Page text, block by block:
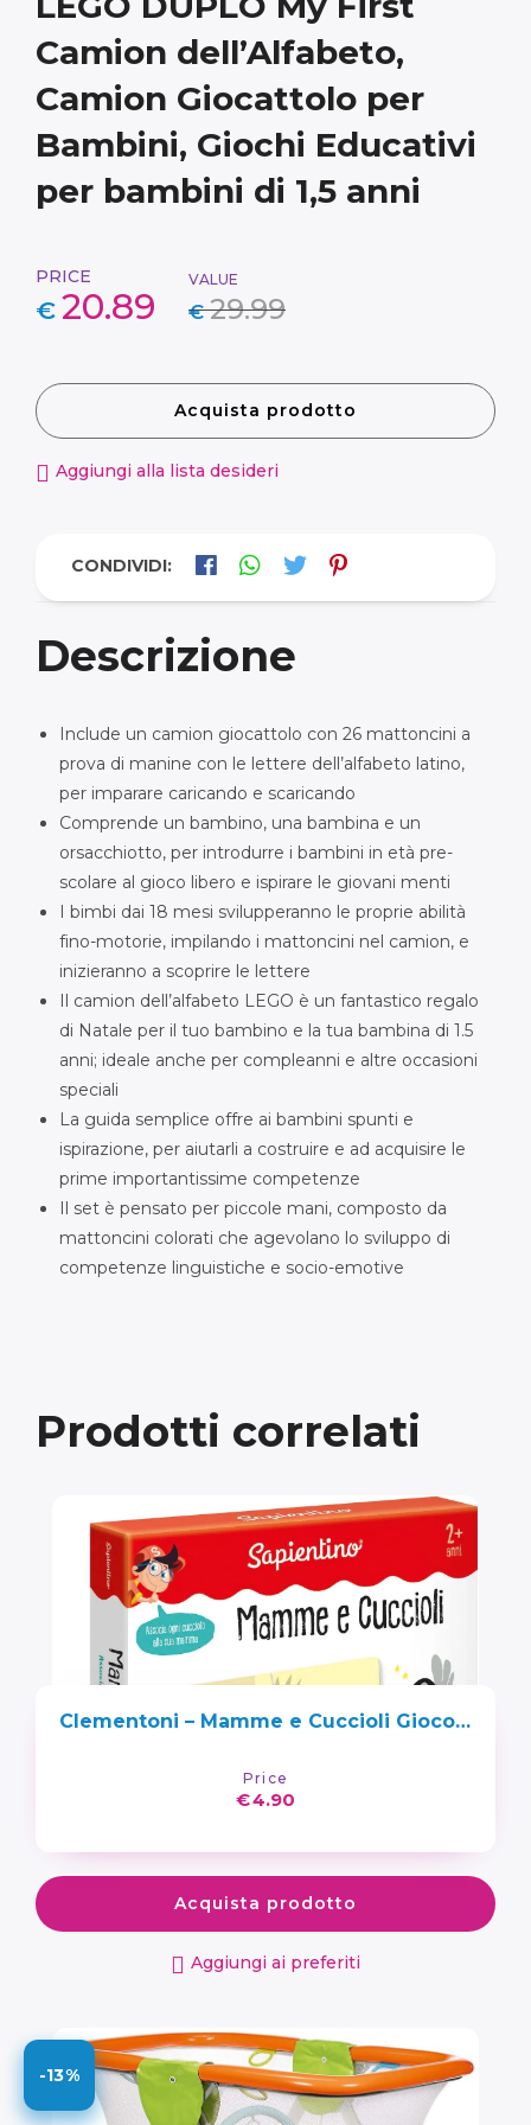
Camion dell’Alfabeto,
Camion Giocattolo per
Bambini, Giochi Educativi
per bambini di 1,5 anni
PRICE
€ 20.89
VALUE
€ 29.99
Acquista prodotto
Aggiungi alla lista desideri
CONDIVIDI:
Descrizione
Include un camion giocattolo con 26 mattoncini a
prova di manine con le lettere dell’alfabeto latino,
per imparare caricando e scaricando
Comprende un bambino, una bambina e un
orsacchiotto, per introdurre i bambini in età pre-
scolare al gioco libero e ispirare le giovani menti
I bimbi dai 18 mesi svilupperanno le proprie abilità
fino-motorie, impilando i mattoncini nel camion, e
inizieranno a scoprire le lettere
Il camion dell’alfabeto LEGO è un fantastico regalo
di Natale per il tuo bambino e la tua bambina di 1.5
anni; ideale anche per compleanni e altre occasioni
speciali
La guida semplice offre ai bambini spunti e
ispirazione, per aiutarli a costruire e ad acquisire le
prime importantissime competenze
Il set è pensato per piccole mani, composto da
mattoncini colorati che agevolano lo sviluppo di
competenze linguistiche e socio-emotive
Prodotti correlati
Clementoni – Mamme e Cuccioli Gioco Educativo Sapientino, Multicolore, 2 Anni
Price
€4.90
Acquista prodotto
Aggiungi ai preferiti
-13%